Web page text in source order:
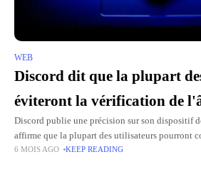
WEB
Discord dit que la plupart
éviteront la vérification de
Discord publie une précision sur son dispositif
affirme que la plupart des utilisateurs pourront
plateforme sans scanner de visage ni pièce
6 MOIS AGO KEEP READING